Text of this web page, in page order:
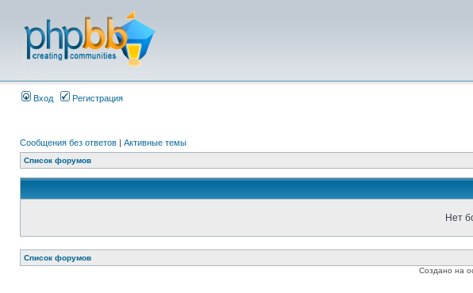
Вход Регистрация
Сообщения без ответов | Активные темы
Список форумов
Нет
Список форумов
Создано на